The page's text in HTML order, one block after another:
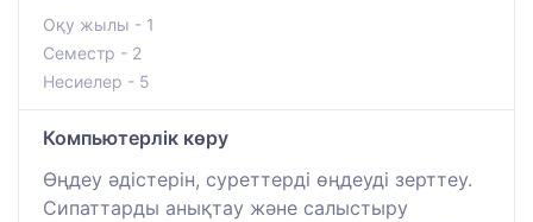
Оқу жылы - 1
Семестр - 2
Несиелер - 5
Компьютерлік көру
Өңдеу әдістерін, суреттерді өңдеуді зерттеу.
Сипаттарды анықтау және салыстыру